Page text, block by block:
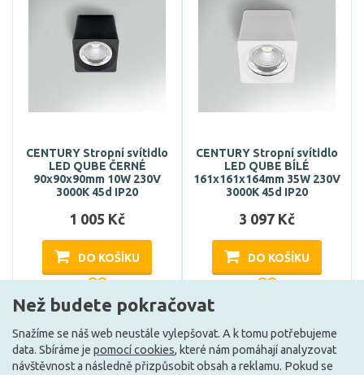
CENTURY Stropní svítidlo
LED QUBE ČERNÉ
90x90x90mm 10W 230V
3000K 45d IP20
1 005 Kč
DO KOŠÍKU
CENTURY Stropní svítidlo
LED QUBE BÍLÉ
161x161x164mm 35W 230V
3000K 45d IP20
3 097 Kč
DO KOŠÍKU
Než budete pokračovat
Snažíme se náš web neustále vylepšovat. A k tomu potřebujeme
data. Sbíráme je pomocí cookies, které nám pomáhají analyzovat
návštěvnost a následně přizpůsobit obsah a reklamu. Pokud se